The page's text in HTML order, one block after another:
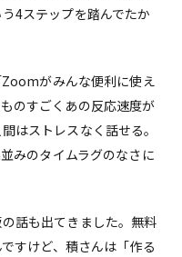
ステップを踏んでたか
がみんな便利に使え
のすごくあの反応速度が
はストレスなく話せる。
みのタイムラグのなさに
話も出てきました。無料
すけど、積さんは「作る